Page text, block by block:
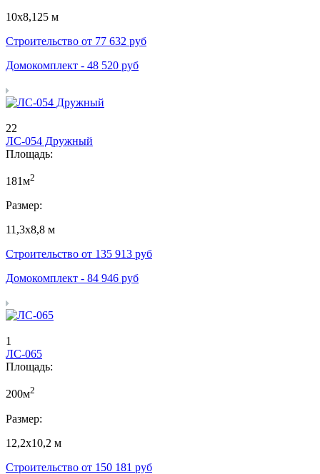
10х8,125 м
Строительство от 77 632 руб
Домокомплект - 48 520 руб
22
ЛС-054 Дружный
Площадь:
181м2
Размер:
11,3х8,8 м
Строительство от 135 913 руб
Домокомплект - 84 946 руб
1
ЛС-065
Площадь:
200м2
Размер:
12,2х10,2 м
Строительство от 150 181 руб